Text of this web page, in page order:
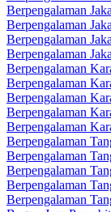
Berpengalaman
Berpengalaman
Berpengalaman
Berpengalaman
Berpengalaman
Berpengalaman
Berpengalaman
Berpengalaman
Berpengalaman
Berpengalaman
Berpengalaman
Berpengalaman
Berpengalaman
Berpengalaman